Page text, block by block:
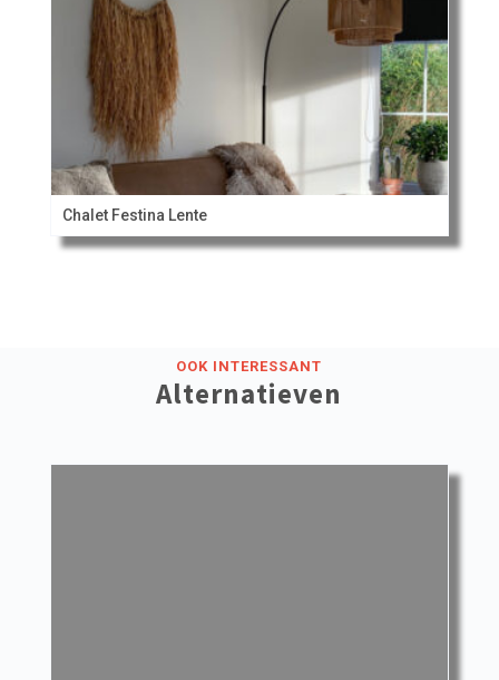
Chalet Festina Lente
OOK INTERESSANT
Alternatieven